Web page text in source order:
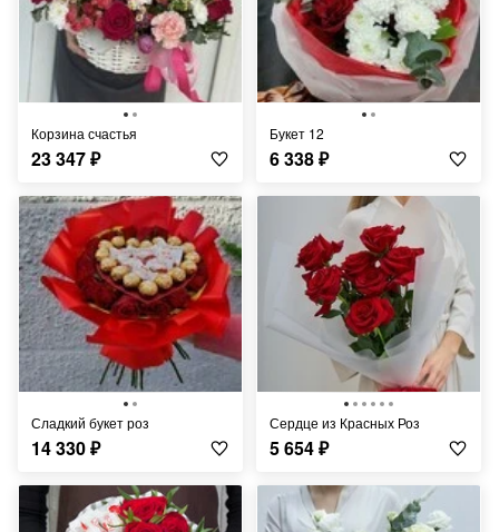
Корзина счастья
23 347₽
Букет 12
6 338₽
Сладкий букет роз
14 330₽
Сердце из Красных Роз
5 654₽